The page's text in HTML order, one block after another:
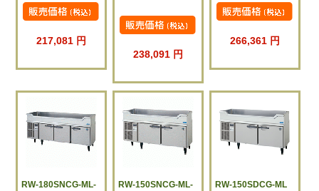
217,081 円
238,091 円
266,361 円
RW-180SNCG-ML-
RW-150SNCG-ML-
RW-150SDCG-ML